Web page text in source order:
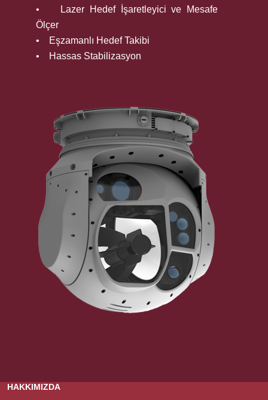
• Lazer Hedef İşaretleyici ve Mesafe
Ölçer
• Eşzamanlı Hedef Takibi
• Hassas Stabilizasyon
HAKKIMIZDA